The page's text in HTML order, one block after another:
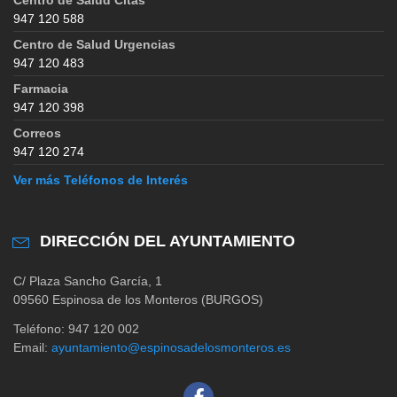
947 120 588
Centro de Salud Urgencias
947 120 483
Farmacia
947 120 398
Correos
947 120 274
Ver más Teléfonos de Interés
DIRECCIÓN DEL AYUNTAMIENTO
C/ Plaza Sancho García, 1
09560 Espinosa de los Monteros (BURGOS)
Teléfono: 947 120 002
Email: ayuntamiento@espinosadelosmonteros.es